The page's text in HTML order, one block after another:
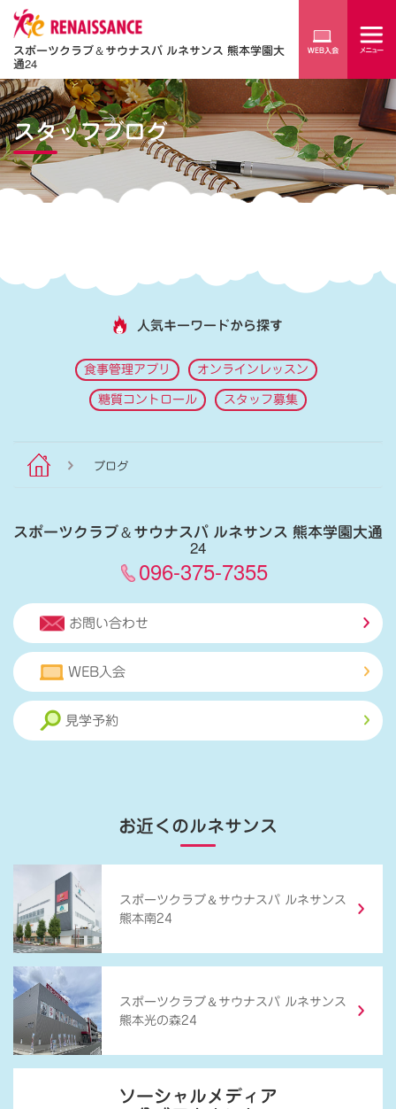
スポーツクラブ＆サウナスパ ルネサンス 熊本学園大
通24
スタッフブログ
人気キーワードから探す
食事管理アプリ オンラインレッスン
糖質コントロール スタッフ募集
ブログ
スポーツクラブ＆サウナスパ ルネサンス 熊本学園大通
24
096-375-7355
お問い合わせ
WEB入会
見学予約
お近くのルネサンス
スポーツクラブ ＆ サウナスパ ルネサンス
熊本南24
スポーツクラブ ＆ サウナスパ ルネサンス
熊本光の森24
ソーシャルメディア